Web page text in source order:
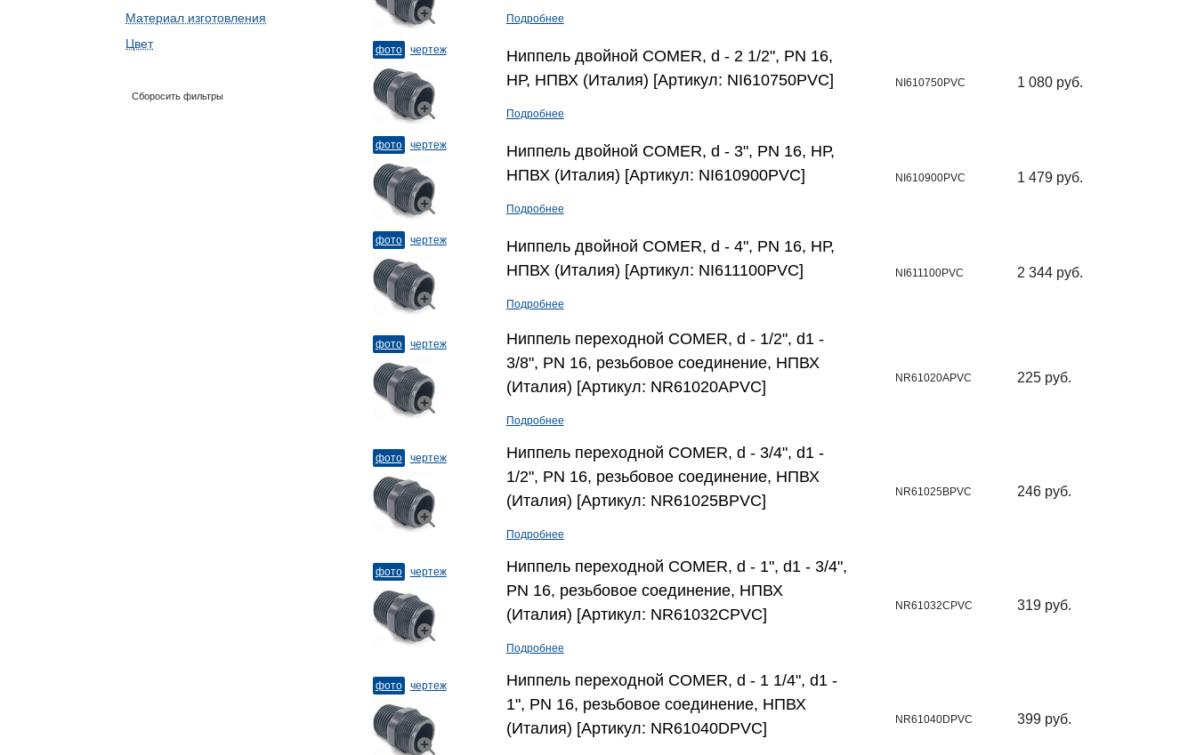
Материал изготовления
Цвет
Сборосить фильтры
Подробнее
фото чертеж
Ниппель двойной COMER, d - 2 1/2", PN 16,
НР, НПВХ (Италия) [Артикул: NI610750PVC]
Подробнее
NI610750PVC 1 080 руб.
фото чертеж
Ниппель двойной COMER, d - 3", PN 16, НР,
НПВХ (Италия) [Артикул: NI610900PVC]
Подробнее
NI610900PVC 1 479 руб.
фото чертеж
Ниппель двойной COMER, d - 4", PN 16, НР,
НПВХ (Италия) [Артикул: NI611100PVC]
Подробнее
NI611100PVC 2 344 руб.
фото чертеж
Ниппель переходной COMER, d - 1/2", d1 -
3/8", PN 16, резьбовое соединение, НПВХ
(Италия) [Артикул: NR61020APVC]
Подробнее
NR61020APVC 225 руб.
фото чертеж
Ниппель переходной COMER, d - 3/4", d1 -
1/2", PN 16, резьбовое соединение, НПВХ
(Италия) [Артикул: NR61025BPVC]
Подробнее
NR61025BPVC 246 руб.
фото чертеж
Ниппель переходной COMER, d - 1", d1 - 3/4",
PN 16, резьбовое соединение, НПВХ
(Италия) [Артикул: NR61032CPVC]
Подробнее
NR61032CPVC 319 руб.
фото чертеж
Ниппель переходной COMER, d - 1 1/4", d1 -
1", PN 16, резьбовое соединение, НПВХ
(Италия) [Артикул: NR61040DPVC]
NR61040DPVC 399 руб.